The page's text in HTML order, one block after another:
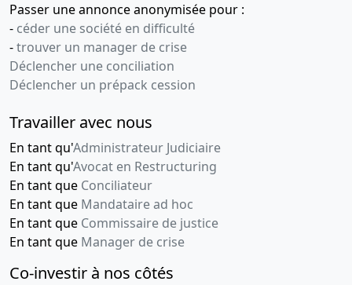
Passer une annonce anonymisée pour :
- céder une société en difficulté
-trouver un manager de crise
Déclencher une conciliation
Déclencher un prépack cession
Travailler avec nous
En tant qu'Administrateur Judiciaire
En tant qu'Avocat en Restructuring
En tant que Conciliateur
En tant que Mandataire ad hoc
En tant que Commissaire de justice
En tant que Manager de crise
Co-investir à nos côtés